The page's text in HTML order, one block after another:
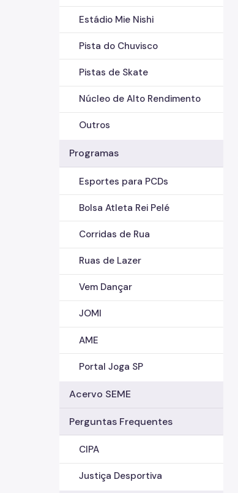
Estádio Mie Nishi
Pista do Chuvisco
Pistas de Skate
Núcleo de Alto Rendimento
Outros
Programas
Esportes para PCDs
Bolsa Atleta Rei Pelé
Corridas de Rua
Ruas de Lazer
Vem Dançar
JOMI
AME
Portal Joga SP
Acervo SEME
Perguntas Frequentes
CIPA
Justiça Desportiva